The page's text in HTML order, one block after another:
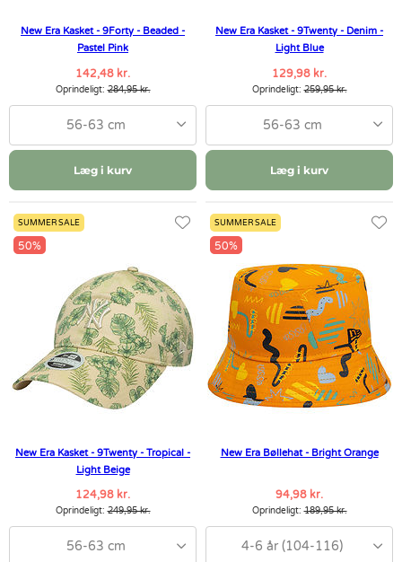
New Era Kasket - 9Forty - Beaded -
Pastel Pink
142,48 kr.
Oprindeligt:284,95 kr.
56-63 cm
Læg i kurv
New Era Kasket - 9Twenty - Denim -
Light Blue
129,98 kr.
Oprindeligt:259,95 kr.
56-63 cm
Læg i kurv
SUMMER SALE
50%
New Era Kasket - 9Twenty - Tropical -
Light Beige
124,98 kr.
Oprindeligt:249,95 kr.
56-63 cm
SUMMER SALE
50%
New Era Bøllehat - Bright Orange
94,98 kr.
Oprindeligt:189,95 kr.
4-6 år (104-116)